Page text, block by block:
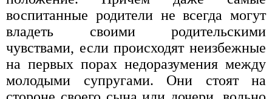
воспитанные родители не всегда могут
владеть своими родительскими
чувствами, если происходят неизбежные
на первых порах недоразумения между
молодыми супругами. Они стоят на